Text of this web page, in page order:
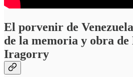
El porvenir de
de la memoria y obra
Iragorry